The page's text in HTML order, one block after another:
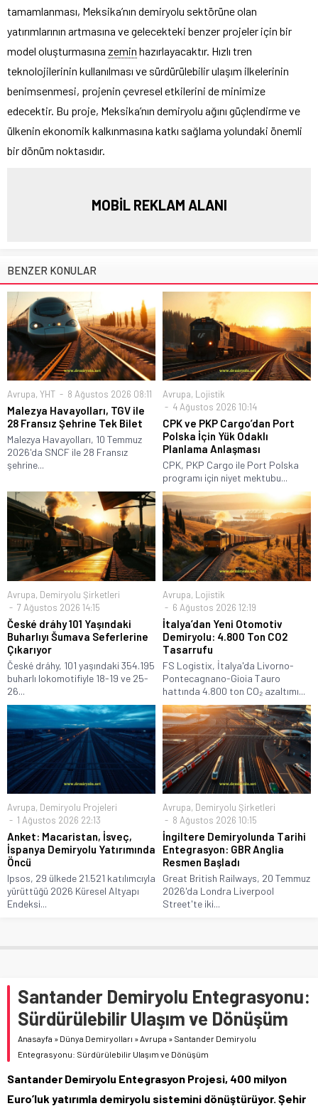
tamamlanması, Meksika’nın demiryolu sektörüne olan
yatırımlarının artmasına ve gelecekteki benzer projeler için bir
model oluşturmasına zemin hazırlayacaktır. Hızlı tren
teknolojilerinin kullanılması ve sürdürülebilir ulaşım ilkelerinin
benimsenmesi, projenin çevresel etkilerini de minimize
edecektir. Bu proje, Meksika’nın demiryolu ağını güçlendirme ve
ülkenin ekonomik kalkınmasına katkı sağlama yolundaki önemli
bir dönüm noktasıdır.
MOBİL REKLAM ALANI
BENZER KONULAR
Avrupa, YHT 8 Ağustos 2026 08:11
Malezya Havayolları, TGV ile
28 Fransız Şehrine Tek Bilet
Malezya Havayolları, 10 Temmuz
2026'da SNCF ile 28 Fransız
şehrine...
Avrupa, Lojistik
4 Ağustos 2026 10:14
CPK ve PKP Cargo’dan Port
Polska İçin Yük Odaklı
Planlama Anlaşması
CPK, PKP Cargo ile Port Polska
programı için niyet mektubu...
Avrupa, Demiryolu Şirketleri
7 Ağustos 2026 14:15
České dráhy 101 Yaşındaki
Buharlıyı Šumava Seferlerine
Çıkarıyor
České dráhy, 101 yaşındaki 354.195
buharlı lokomotifiyle 18-19 ve 25-
26...
Avrupa, Lojistik
6 Ağustos 2026 12:19
İtalya’dan Yeni Otomotiv
Demiryolu: 4.800 Ton CO2
Tasarrufu
FS Logistix, İtalya'da Livorno-
Pontecagnano-Gioia Tauro
hattında 4.800 ton CO₂ azaltımı...
Avrupa, Demiryolu Projeleri
1 Ağustos 2026 22:13
Anket: Macaristan, İsveç,
İspanya Demiryolu Yatırımında
Öncü
Ipsos, 29 ülkede 21.521 katılımcıyla
yürüttüğü 2026 Küresel Altyapı
Endeksi...
Avrupa, Demiryolu Şirketleri
8 Ağustos 2026 10:15
İngiltere Demiryolunda Tarihi
Entegrasyon: GBR Anglia
Resmen Başladı
Great British Railways, 20 Temmuz
2026'da Londra Liverpool
Street'te iki...
Santander Demiryolu Entegrasyonu:
Sürdürülebilir Ulaşım ve Dönüşüm
Anasayfa » Dünya Demiryolları »Avrupa » Santander Demiryolu
Entegrasyonu: Sürdürülebilir Ulaşım ve Dönüşüm
Santander Demiryolu Entegrasyon Projesi, 400 milyon
Euro’luk yatırımla demiryolu sistemini dönüştürüyor. Şehir